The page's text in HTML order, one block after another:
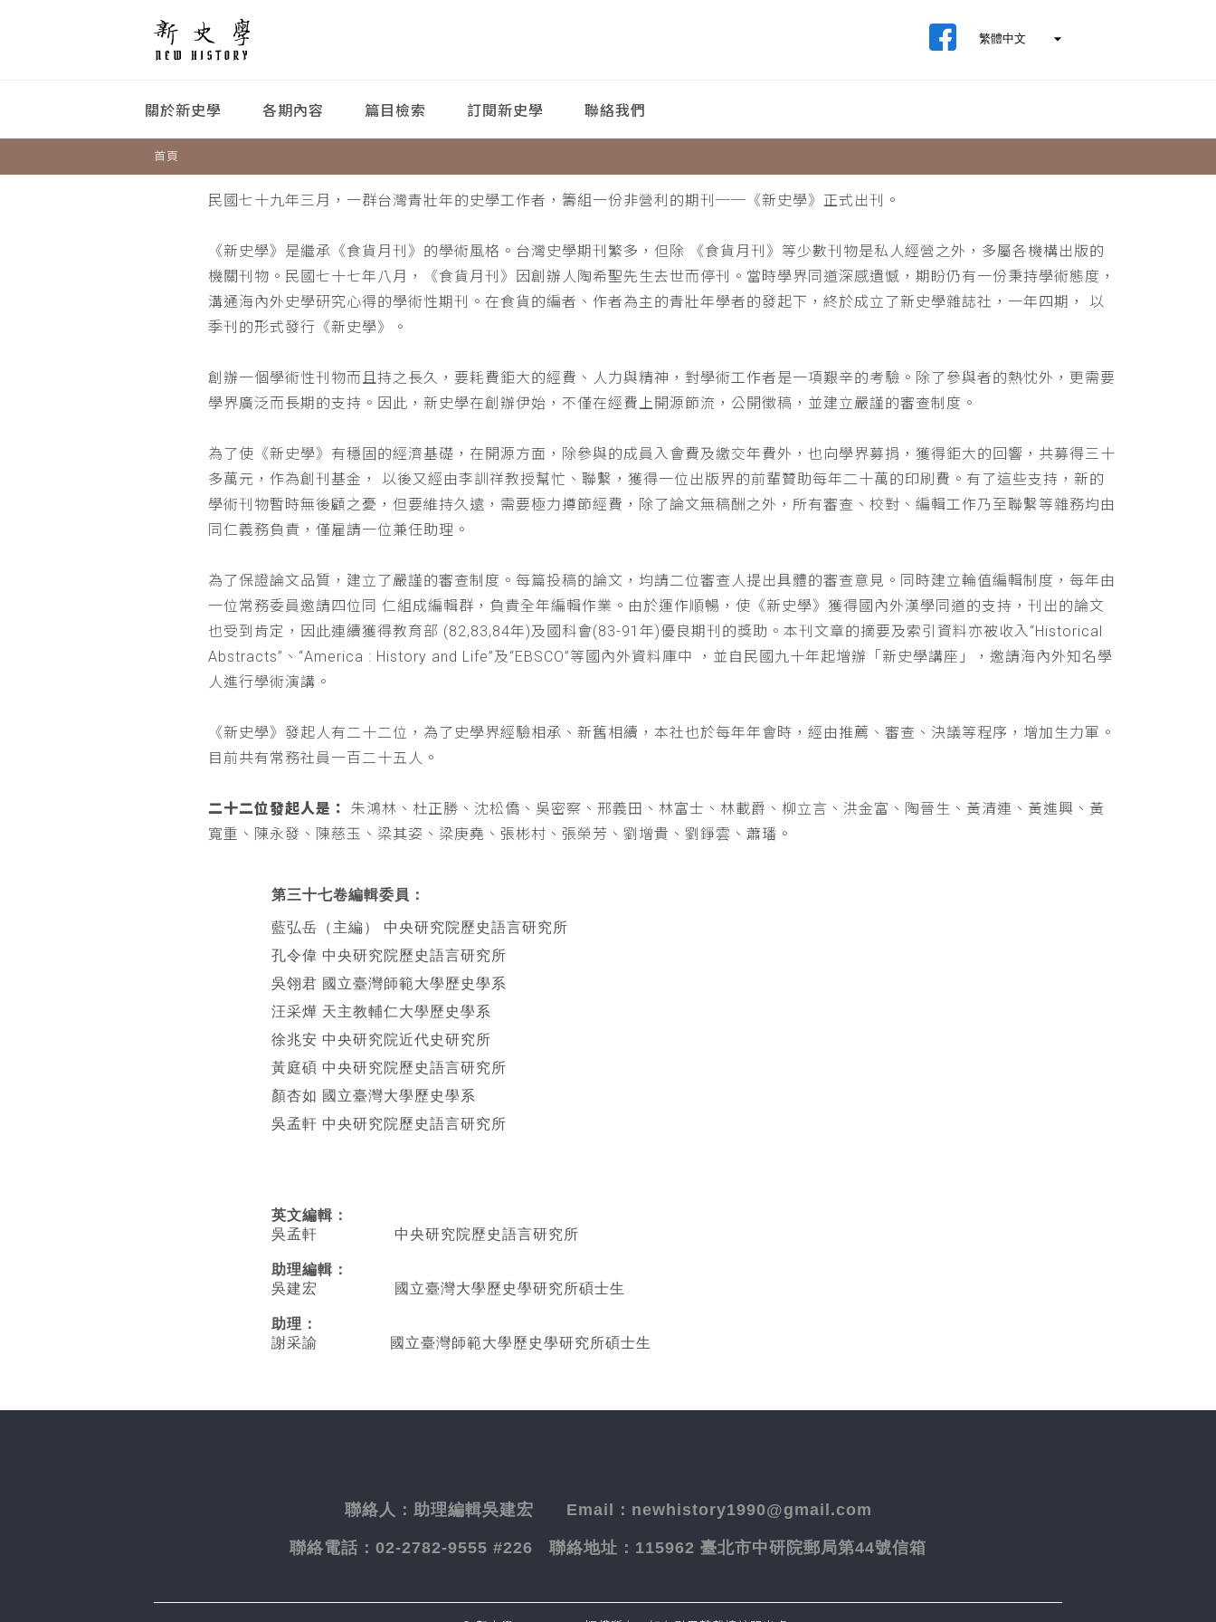
關於新史學 各期內容 篇目檢索 訂閱新史學 聯絡我們
首頁
民國七十九年三月，一群台灣青壯年的史學工作者，籌組一份非營利的期刊──《新史學》正式出刊。
《新史學》是繼承《食貨月刊》的學術風格。台灣史學期刊繁多，但除 《食貨月刊》等少數刊物是私人經營之外，多屬各機構出版的
機關刊物。民國七十七年八月，《食貨月刊》因創辦人陶希聖先生去世而停刊。當時學界同道深感遺憾，期盼仍有一份秉持學術態度，
溝通海內外史學研究心得的學術性期刊。在食貨的編者、作者為主的青壯年學者的發起下，終於成立了新史學雜誌社，一年四期， 以
季刊的形式發行《新史學》。
創辦一個學術性刊物而且持之長久，要耗費鉅大的經費、人力與精神，對學術工作者是一項艱辛的考驗。除了參與者的熱忱外，更需要
學界廣泛而長期的支持。因此，新史學在創辦伊始，不僅在經費上開源節流，公開徵稿，並建立嚴謹的審查制度。
為了使《新史學》有穩固的經濟基礎，在開源方面，除參與的成員入會費及繳交年費外，也向學界募捐，獲得鉅大的回響，共募得三十
多萬元，作為創刊基金， 以後又經由李訓祥教授幫忙、聯繫，獲得一位出版界的前輩贊助每年二十萬的印刷費。有了這些支持，新的
學術刊物暫時無後顧之憂，但要維持久遠，需要極力撙節經費，除了論文無稿酬之外，所有審查、校對、編輯工作乃至聯繫等雜務均由
同仁義務負責，僅雇請一位兼任助理。
為了保證論文品質，建立了嚴謹的審查制度。每篇投稿的論文，均請二位審查人提出具體的審查意見。同時建立輪值編輯制度，每年由
一位常務委員邀請四位同 仁組成編輯群，負責全年編輯作業。由於運作順暢，使《新史學》獲得國內外漢學同道的支持，刊出的論文
也受到肯定，因此連續獲得教育部 (82,83,84年)及國科會(83-91年)優良期刊的獎助。本刊文章的摘要及索引資料亦被收入“Historical
Abstracts”、“America : History and Life”及“EBSCO”等國內外資料庫中 ，並自民國九十年起增辦「新史學講座」，邀請海內外知名學
人進行學術演講。
《新史學》發起人有二十二位，為了史學界經驗相承、新舊相續，本社也於每年年會時，經由推薦、審查、決議等程序，增加生力軍。
目前共有常務社員一百二十五人。
二十二位發起人是：
朱鴻林、杜正勝、沈松僑、吳密察、邢義田、林富士、林載爵、柳立言、洪金富、陶晉生、黃清連、黃進興、黃
寬重、陳永發、陳慈玉、梁其姿、梁庚堯、張彬村、張榮芳、劉增貴、劉錚雲、蕭璠。
第三十七卷編輯委員：
藍弘岳（主編） 中央研究院歷史語言研究所
孔令偉 中央研究院歷史語言研究所
吳翎君 國立臺灣師範大學歷史學系
汪采燁 天主教輔仁大學歷史學系
徐兆安 中央研究院近代史研究所
黃庭碩 中央研究院歷史語言研究所
顏杏如 國立臺灣大學歷史學系
吳孟軒 中央研究院歷史語言研究所
英文編輯 ：
吳孟軒 中央研究院歷史語言研究所
助理編輯：
吳建宏 國立臺灣大學歷史學研究所碩士生
助理：
謝采諭
國立臺灣師範大學歷史學研究所碩士生
聯絡人： 助理編輯吳建宏 Email：newhistory1990@gmail.com
聯絡電話： 02-2782-9555 #226 聯絡地址： 115962 臺北市中研院郵局第44號信箱